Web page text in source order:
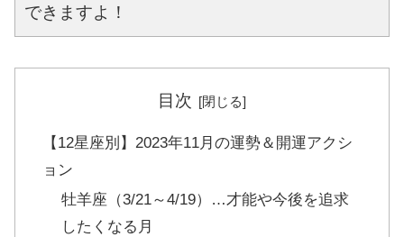
できますよ！
目次
【12星座別】2023年11月の運勢＆開運アクシ
ョン
牡羊座（3/21～4/19）…才能や今後を追求
したくなる月